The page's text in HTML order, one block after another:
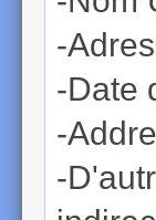
-
-Date
-
-